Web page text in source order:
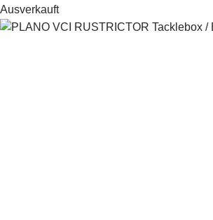
Ausverkauft